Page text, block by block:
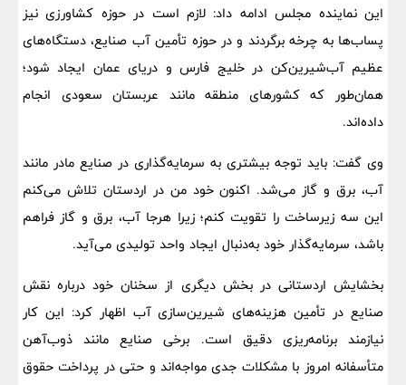
این نماینده مجلس ادامه داد: لازم است در حوزه کشاورزی نیز
پساب‌ها به چرخه برگردند و در حوزه تأمین آب صنایع، دستگاه‌های
عظیم آب‌شیرین‌کن در خلیج فارس و دریای عمان ایجاد شود؛
همان‌طور که کشورهای منطقه مانند عربستان سعودی انجام
داده‌اند.
وی گفت: باید توجه بیشتری به سرمایه‌گذاری در صنایع مادر مانند
آب، برق و گاز می‌شد. اکنون خود من در اردستان تلاش می‌کنم
این سه زیرساخت را تقویت کنم؛ زیرا هرجا آب، برق و گاز فراهم
باشد، سرمایه‌گذار خود به‌دنبال ایجاد واحد تولیدی می‌آید.
بخشایش اردستانی در بخش دیگری از سخنان خود درباره نقش
صنایع در تأمین هزینه‌های شیرین‌سازی آب اظهار کرد: این کار
نیازمند برنامه‌ریزی دقیق است. برخی صنایع مانند ذوب‌آهن
متأسفانه امروز با مشکلات جدی مواجه‌اند و حتی در پرداخت حقوق